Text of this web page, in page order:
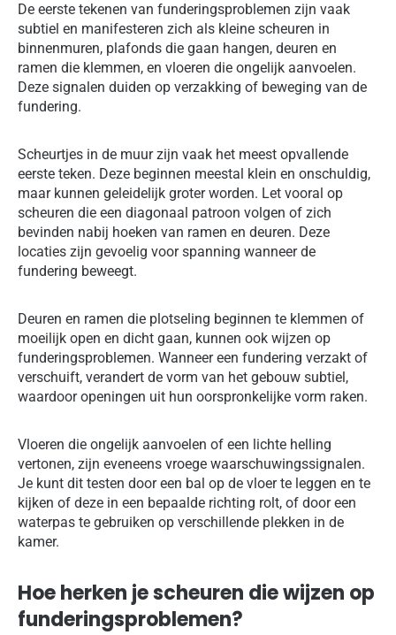
De eerste tekenen van funderingsproblemen zijn vaak
subtiel en manifesteren zich als kleine scheuren in
binnenmuren, plafonds die gaan hangen, deuren en
ramen die klemmen, en vloeren die ongelijk aanvoelen.
Deze signalen duiden op verzakking of beweging van de
fundering.
Scheurtjes in de muur zijn vaak het meest opvallende
eerste teken. Deze beginnen meestal klein en onschuldig,
maar kunnen geleidelijk groter worden. Let vooral op
scheuren die een diagonaal patroon volgen of zich
bevinden nabij hoeken van ramen en deuren. Deze
locaties zijn gevoelig voor spanning wanneer de
fundering beweegt.
Deuren en ramen die plotseling beginnen te klemmen of
moeilijk open en dicht gaan, kunnen ook wijzen op
funderingsproblemen. Wanneer een fundering verzakt of
verschuift, verandert de vorm van het gebouw subtiel,
waardoor openingen uit hun oorspronkelijke vorm raken.
Vloeren die ongelijk aanvoelen of een lichte helling
vertonen, zijn eveneens vroege waarschuwingssignalen.
Je kunt dit testen door een bal op de vloer te leggen en te
kijken of deze in een bepaalde richting rolt, of door een
waterpas te gebruiken op verschillende plekken in de
kamer.
Hoe herken je scheuren die wijzen op
funderingsproblemen?